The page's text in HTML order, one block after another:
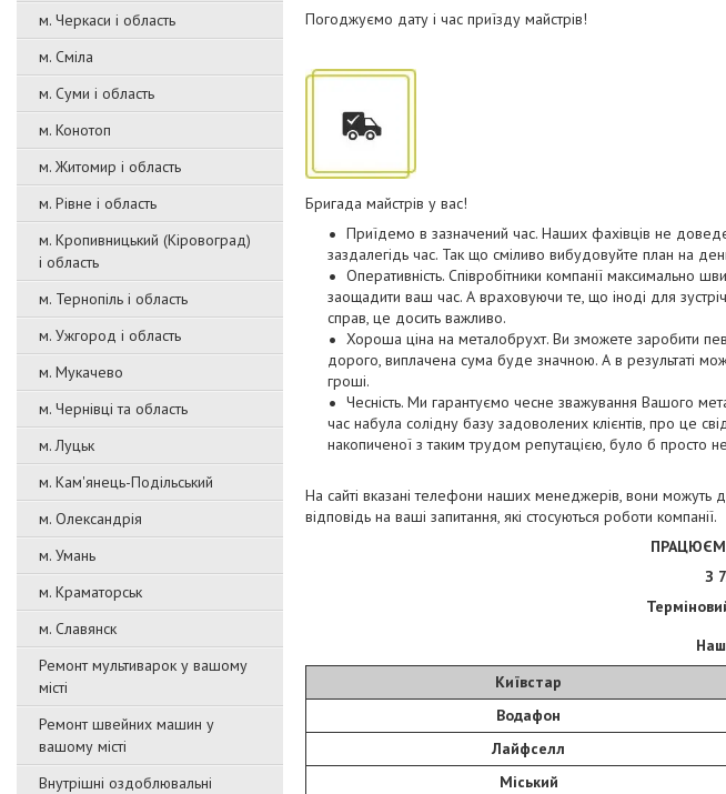
м. Черкаси і область
м. Сміла
м. Суми і область
м. Конотоп
м. Житомир і область
м. Рівне і область
м. Кропивницький (Кіровоград)
і область
м. Тернопіль і область
м. Ужгород і область
м. Мукачево
м. Чернівці та область
м. Луцьк
м. Кам'янець-Подільський
м. Олександрія
м. Умань
м. Краматорськ
м. Славянск
Ремонт мультиварок у вашому
місті
Ремонт швейних машин у
вашому місті
Внутрішні оздоблювальні
Погоджуємо дату і час приїзду майстрів!
Бригада майстрів у вас!
Приїдемо в зазначений час. Наших фахівців не
заздалегідь час. Так що сміливо вибудовуйте план на
Оперативність. Співробітники компанії максимально
заощадити ваш час. А враховуючи те, що іноді для
справ, це досить важливо.
Хороша ціна на металобрухт. Ви зможете заробити
дорого, виплачена сума буде значною. А в результаті
гроші.
Чесність. Ми гарантуємо чесне зважування Вашого
час набула солідну базу задоволених клієнтів, про це
накопиченої з таким трудом репутацією, було б просто
На сайті вказані телефони наших менеджерів, вони можуть
відповідь на ваші запитання, які стосуються роботи компанії.
З
Київстар
Водафон
Лайфселл
Міський